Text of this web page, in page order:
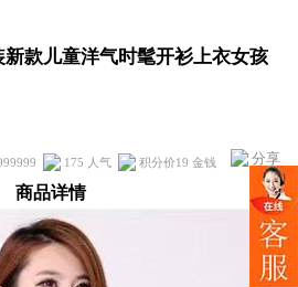
款儿童洋气时髦开衫上衣女孩
分享
175 人气 积分价19 金钱
商品详情